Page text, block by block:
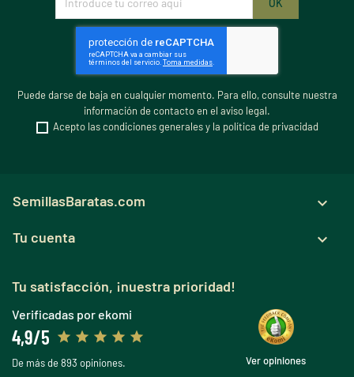
Puede darse de baja en cualquier momento. Para ello, consulte nuestra
información de contacto en el aviso legal.
Acepto las condiciones generales y la política de privacidad
SemillasBaratas.com 
Tu cuenta 
Tu satisfacción, ¡nuestra prioridad!
Verificadas por ekomi
4,9/5
De más de 893 opiniones. Ver opiniones